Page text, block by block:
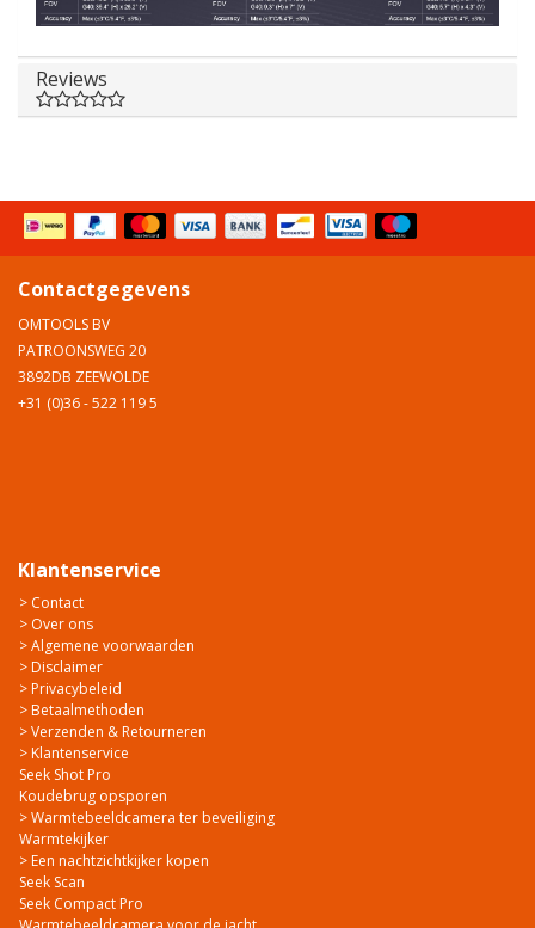
Reviews
Contactgegevens
OMTOOLS BV
PATROONSWEG 20
3892DB ZEEWOLDE
+31 (0)36 - 522 119 5
Klantenservice
> Contact
> Over ons
> Algemene voorwaarden
> Disclaimer
> Privacybeleid
> Betaalmethoden
> Verzenden & Retourneren
> Klantenservice
Seek Shot Pro
Koudebrug opsporen
> Warmtebeeldcamera ter beveiliging
Warmtekijker
> Een nachtzichtkijker kopen
Seek Scan
Seek Compact Pro